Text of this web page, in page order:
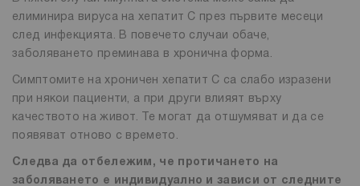
елиминира вируса на хепатит C през първите месеци
след инфекцията. В повечето случаи обаче,
заболяването преминава в хронична форма.
Симптомите на хроничен хепатит C са слабо изразени
при някои пациенти, а при други влияят върху
качеството на живот. Те могат да отшумяват и да се
появяват отново с времето.
Следва да отбележим, че протичането на
заболяването е индивидуално и зависи от следните